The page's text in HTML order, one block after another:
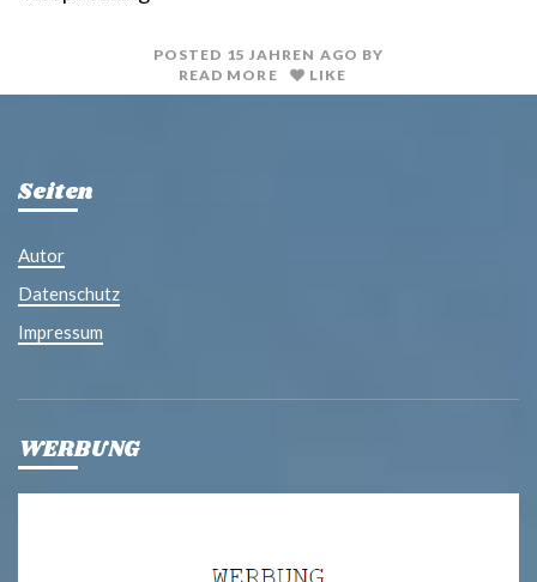
POSTED 15 JAHREN AGO BY
READ MORE
LIKE
Seiten
Autor
Datenschutz
Impressum
WERBUNG